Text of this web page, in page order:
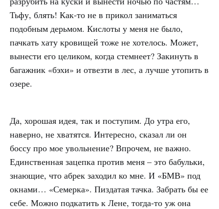
Тьфу, блять! Как-то не в прикол заниматься
подобным дерьмом. Кислоты у меня не было,
пачкать хату кровищей тоже не хотелось. Может,
вынести его целиком, когда стемнеет? Закинуть в
багажник «бэхи» и отвезти в лес, а лучше утопить в
озере.
Да, хорошая идея, так и поступим. До утра его,
наверно, не хватятся. Интересно, сказал ли он
боссу про мое увольнение? Впрочем, не важно.
Единственная зацепка против меня – это бабульки,
знающие, что абрек заходил ко мне. И «БМВ» под
окнами… «Семерка». Пиздатая тачка. Забрать бы ее
себе. Можно подкатить к Лене, тогда-то уж она